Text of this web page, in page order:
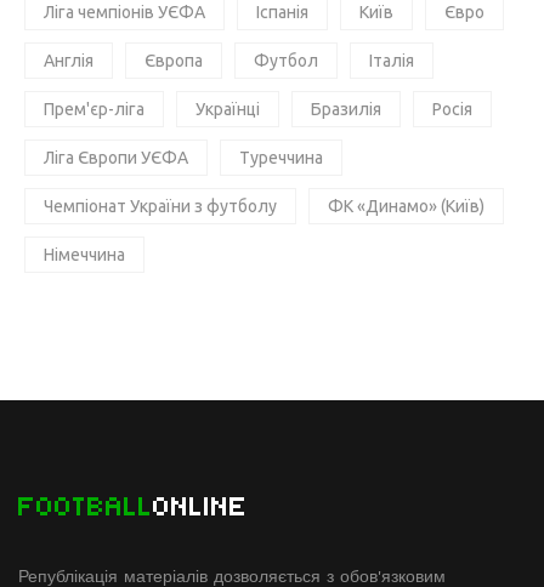
Ліга чемпіонів УЄФА Іспанія Київ Євро
Англія Європа Футбол Італія
Прем'єр-ліга Українці Бразилія Росія
Ліга Європи УЄФА Туреччина
Чемпіонат України з футболу ФК «Динамо» (Київ)
Німеччина
FOOTBALLONLINE
Републікація матеріалів дозволяється з обов'язковим